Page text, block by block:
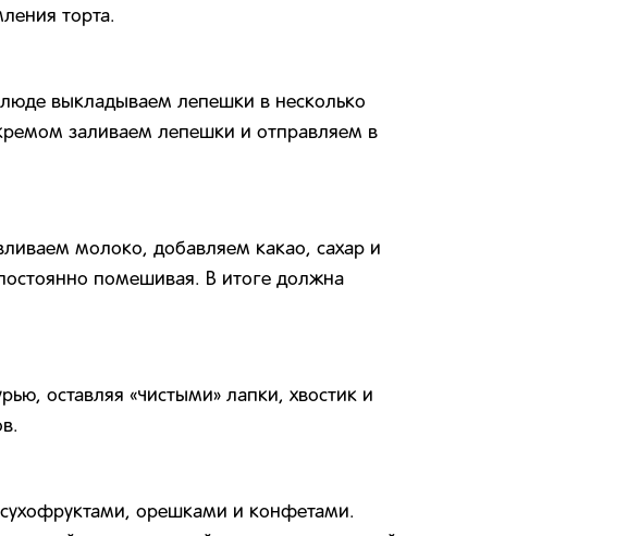
торта.
выкладываем лепешки в несколько
заливаем лепешки и отправляем в
молоко, добавляем какао, сахар и
помешивая. В итоге должна
оставляя «чистыми» лапки, хвостик и
орешками и конфетами.